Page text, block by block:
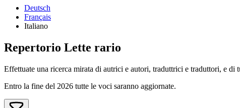
Deutsch
Français
Italiano
Repertorio Lette rario
Effettuate una ricerca mirata di autrici e autori, traduttrici e traduttori, e di
Entro la fine del 2026 tutte le voci saranno aggiornate.